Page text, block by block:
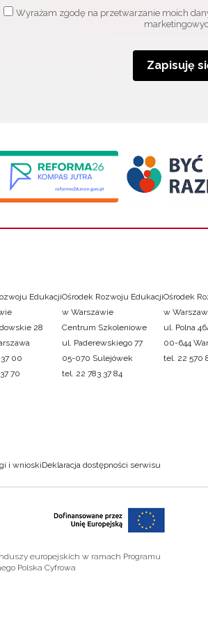
Wyrażam zgodę na przetwarzanie moich
Zapisuję
Edukacji
28
00
70
Ośrodek Rozwoju Edukacji
w Warszawie
Centrum Szkoleniowe
ul. Paderewskiego 77
05-070 Sulejówek
tel. 22 783 37 84
Ośrodek
w
ul. Polna
00-644
tel. 22 570
i wnioskiDeklaracja dostępności serwisu
europejskich w ramach Programu
Polska Cyfrowa